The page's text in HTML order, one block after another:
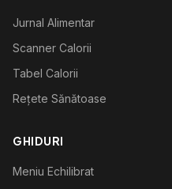
Jurnal Alimentar
Scanner Calorii
Tabel Calorii
Rețete Sănătoase
GHIDURI
Meniu Echilibrat